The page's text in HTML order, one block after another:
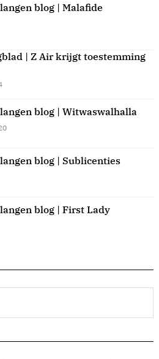
blog | Malafide
| Z Air krijgt toestemming
blog | Witwaswalhalla
blog | Sublicenties
blog | First Lady